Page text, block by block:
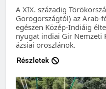
A XIX. századig
Görögországtól) az Arab-
egészen Közép-Indiáig
nyugat indiai Gir Nemzeti
ázsiai oroszlánok.
Részletek